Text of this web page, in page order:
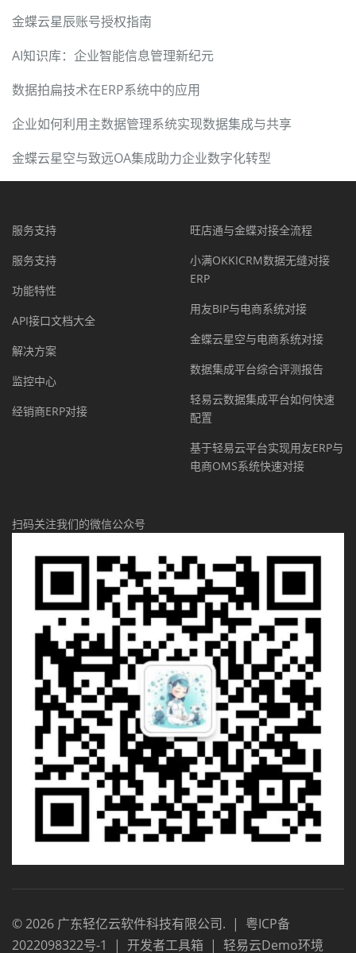
金蝶云星辰账号授权指南
AI知识库：企业智能信息管理新纪元
数据拍扁技术在ERP系统中的应用
企业如何利用主数据管理系统实现数据集成与共享
金蝶云星空与致远OA集成助力企业数字化转型
服务支持
服务支持
功能特性
API接口文档大全
解决方案
监控中心
经销商ERP对接
旺店通与金蝶对接全流程
小满OKKICRM数据无缝对接
ERP
用友BIP与电商系统对接
金蝶云星空与电商系统对接
数据集成平台综合评测报告
轻易云数据集成平台如何快速
配置
基于轻易云平台实现用友ERP与
电商OMS系统快速对接
扫码关注我们的微信公众号
©2026 广东轻亿云软件科技有限公司. | 粤ICP备
2022098322号-1
| 开发者工具箱 | 轻易云Demo环境